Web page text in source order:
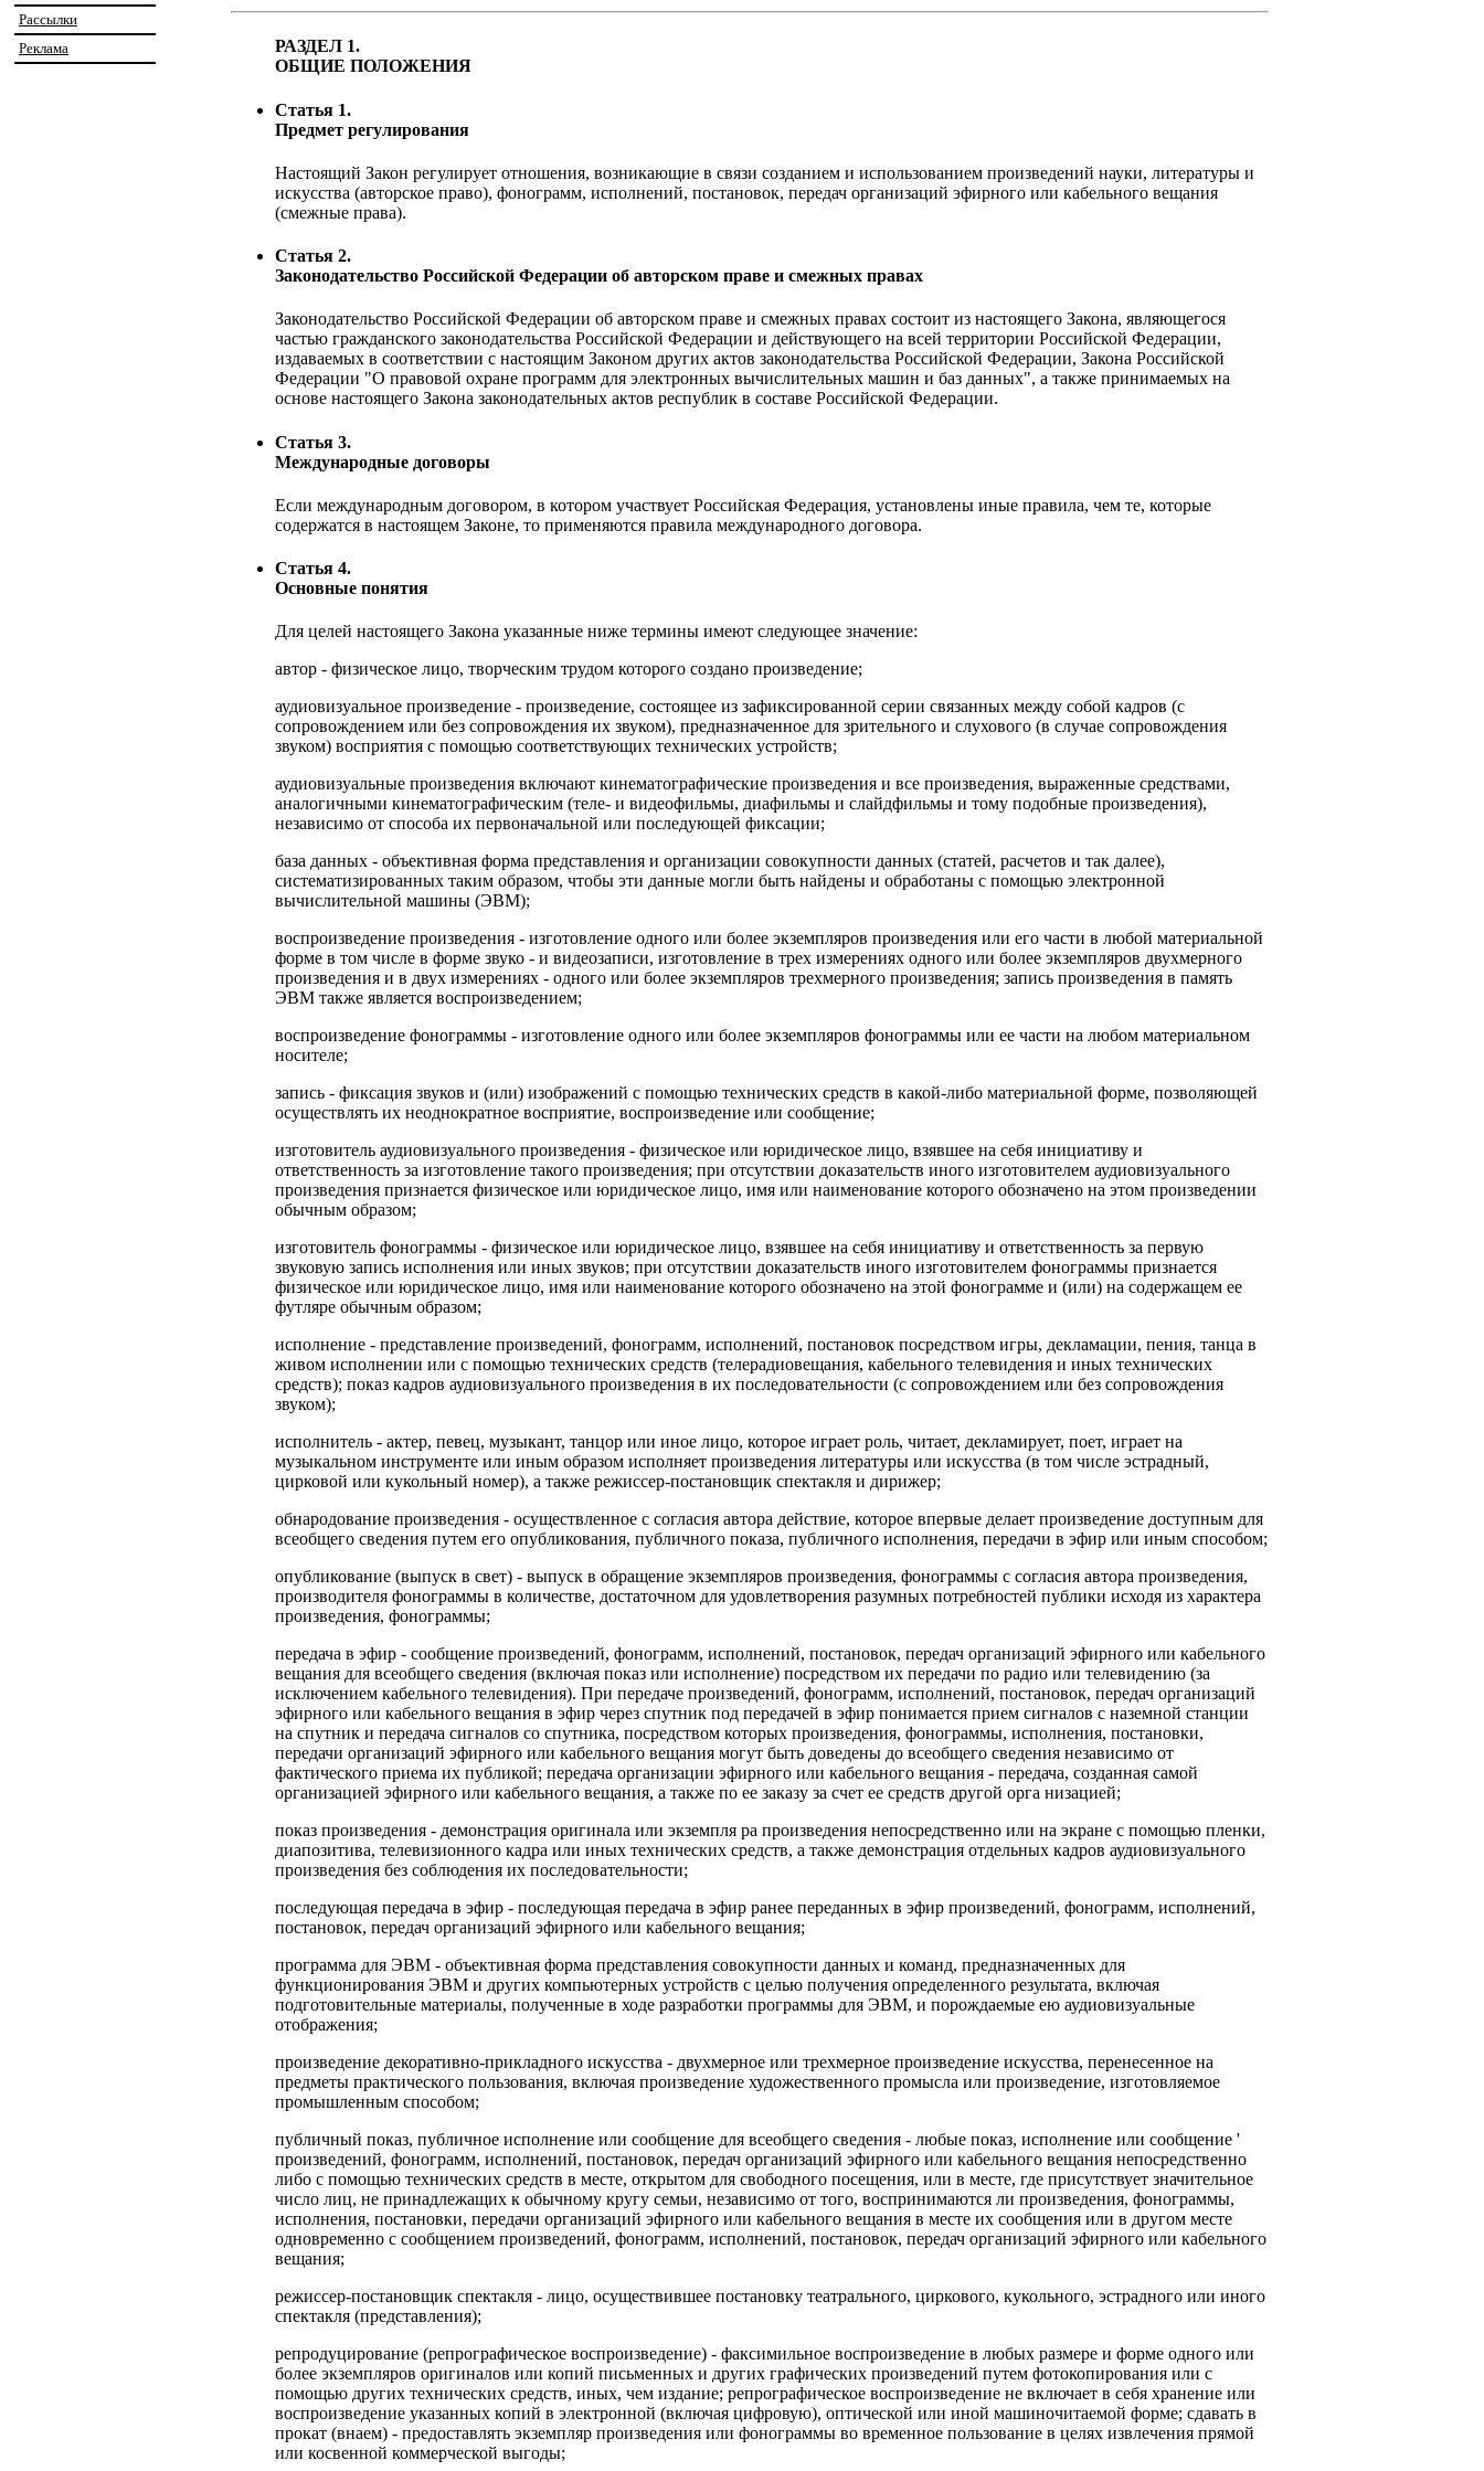
Рассылки
Реклама
РАЗДЕЛ 1.
ОБЩИЕ ПОЛОЖЕНИЯ
Статья 1.
Предмет регулирования
Настоящий Закон регулирует отношения, возникающие в связи созданием и использованием произведений науки, литературы и
искусства (авторское право), фонограмм, исполнений, постановок, передач организаций эфирного или кабельного вещания
(смежные права).
Статья 2.
Законодательство Российской Федерации об авторском праве и смежных правах
Законодательство Российской Федерации об авторском праве и смежных правах состоит из настоящего Закона, являющегося
частью гражданского законодательства Российской Федерации и действующего на всей территории Российской Федерации,
издаваемых в соответствии с настоящим Законом других актов законодательства Российской Федерации, Закона Российской
Федерации "О правовой охране программ для электронных вычислительных машин и баз данных", а также принимаемых на
основе настоящего Закона законодательных актов республик в составе Российской Федерации.
Статья 3.
Международные договоры
Если международным договором, в котором участвует Российская Федерация, установлены иные правила, чем те, которые
содержатся в настоящем Законе, то применяются правила международного договора.
Статья 4.
Основные понятия
Для целей настоящего Закона указанные ниже термины имеют следующее значение:
автор - физическое лицо, творческим трудом которого создано произведение;
аудиовизуальное произведение - произведение, состоящее из зафиксированной серии связанных между собой кадров (с
сопровождением или без сопровождения их звуком), предназначенное для зрительного и слухового (в случае сопровождения
звуком) восприятия с помощью соответствующих технических устройств;
аудиовизуальные произведения включают кинематографические произведения и все произведения, выраженные средствами,
аналогичными кинематографическим (теле- и видеофильмы, диафильмы и слайдфильмы и тому подобные произведения),
независимо от способа их первоначальной или последующей фиксации;
база данных - объективная форма представления и организации совокупности данных (статей, расчетов и так далее),
систематизированных таким образом, чтобы эти данные могли быть найдены и обработаны с помощью электронной
вычислительной машины (ЭВМ);
воспроизведение произведения - изготовление одного или более экземпляров произведения или его части в любой материальной
форме в том числе в форме звуко - и видеозаписи, изготовление в трех измерениях одного или более экземпляров двухмерного
произведения и в двух измерениях - одного или более экземпляров трехмерного произведения; запись произведения в память
ЭВМ также является воспроизведением;
воспроизведение фонограммы - изготовление одного или более экземпляров фонограммы или ее части на любом материальном
носителе;
запись - фиксация звуков и (или) изображений с помощью технических средств в какой-либо материальной форме, позволяющей
осуществлять их неоднократное восприятие, воспроизведение или сообщение;
изготовитель аудиовизуального произведения - физическое или юридическое лицо, взявшее на себя инициативу и
ответственность за изготовление такого произведения; при отсутствии доказательств иного изготовителем аудиовизуального
произведения признается физическое или юридическое лицо, имя или наименование которого обозначено на этом произведении
обычным образом;
изготовитель фонограммы - физическое или юридическое лицо, взявшее на себя инициативу и ответственность за первую
звуковую запись исполнения или иных звуков; при отсутствии доказательств иного изготовителем фонограммы признается
физическое или юридическое лицо, имя или наименование которого обозначено на этой фонограмме и (или) на содержащем ее
футляре обычным образом;
исполнение - представление произведений, фонограмм, исполнений, постановок посредством игры, декламации, пения, танца в
живом исполнении или с помощью технических средств (телерадиовещания, кабельного телевидения и иных технических
средств); показ кадров аудиовизуального произведения в их последовательности (с сопровождением или без сопровождения
звуком);
исполнитель - актер, певец, музыкант, танцор или иное лицо, которое играет роль, читает, декламирует, поет, играет на
музыкальном инструменте или иным образом исполняет произведения литературы или искусства (в том числе эстрадный,
цирковой или кукольный номер), а также режиссер-постановщик спектакля и дирижер;
обнародование произведения - осуществленное с согласия автора действие, которое впервые делает произведение доступным для
всеобщего сведения путем его опубликования, публичного показа, публичного исполнения, передачи в эфир или иным способом;
опубликование (выпуск в свет) - выпуск в обращение экземпляров произведения, фонограммы с согласия автора произведения,
производителя фонограммы в количестве, достаточном для удовлетворения разумных потребностей публики исходя из характера
произведения, фонограммы;
передача в эфир - сообщение произведений, фонограмм, исполнений, постановок, передач организаций эфирного или кабельного
вещания для всеобщего сведения (включая показ или исполнение) посредством их передачи по радио или телевидению (за
исключением кабельного телевидения). При передаче произведений, фонограмм, исполнений, постановок, передач организаций
эфирного или кабельного вещания в эфир через спутник под передачей в эфир понимается прием сигналов с наземной станции
на спутник и передача сигналов со спутника, посредством которых произведения, фонограммы, исполнения, постановки,
передачи организаций эфирного или кабельного вещания могут быть доведены до всеобщего сведения независимо от
фактического приема их публикой; передача организации эфирного или кабельного вещания - передача, созданная самой
организацией эфирного или кабельного вещания, а также по ее заказу за счет ее средств другой орга низацией;
показ произведения - демонстрация оригинала или экземпля ра произведения непосредственно или на экране с помощью пленки,
диапозитива, телевизионного кадра или иных технических средств, а также демонстрация отдельных кадров аудиовизуального
произведения без соблюдения их последовательности;
последующая передача в эфир - последующая передача в эфир ранее переданных в эфир произведений, фонограмм, исполнений,
постановок, передач организаций эфирного или кабельного вещания;
программа для ЭВМ - объективная форма представления совокупности данных и команд, предназначенных для
функционирования ЭВМ и других компьютерных устройств с целью получения определенного результата, включая
подготовительные материалы, полученные в ходе разработки программы для ЭВМ, и порождаемые ею аудиовизуальные
отображения;
произведение декоративно-прикладного искусства - двухмерное или трехмерное произведение искусства, перенесенное на
предметы практического пользования, включая произведение художественного промысла или произведение, изготовляемое
промышленным способом;
публичный показ, публичное исполнение или сообщение для всеобщего сведения - любые показ, исполнение или сообщение '
произведений, фонограмм, исполнений, постановок, передач организаций эфирного или кабельного вещания непосредственно
либо с помощью технических средств в месте, открытом для свободного посещения, или в месте, где присутствует значительное
число лиц, не принадлежащих к обычному кругу семьи, независимо от того, воспринимаются ли произведения, фонограммы,
исполнения, постановки, передачи организаций эфирного или кабельного вещания в месте их сообщения или в другом месте
одновременно с сообщением произведений, фонограмм, исполнений, постановок, передач организаций эфирного или кабельного
вещания;
режиссер-постановщик спектакля - лицо, осуществившее постановку театрального, циркового, кукольного, эстрадного или иного
спектакля (представления);
репродуцирование (репрографическое воспроизведение) - факсимильное воспроизведение в любых размере и форме одного или
более экземпляров оригиналов или копий письменных и других графических произведений путем фотокопирования или с
помощью других технических средств, иных, чем издание; репрографическое воспроизведение не включает в себя хранение или
воспроизведение указанных копий в электронной (включая цифровую), оптической или иной машиночитаемой форме; сдавать в
прокат (внаем) - предоставлять экземпляр произведения или фонограммы во временное пользование в целях извлечения прямой
или косвенной коммерческой выгоды;